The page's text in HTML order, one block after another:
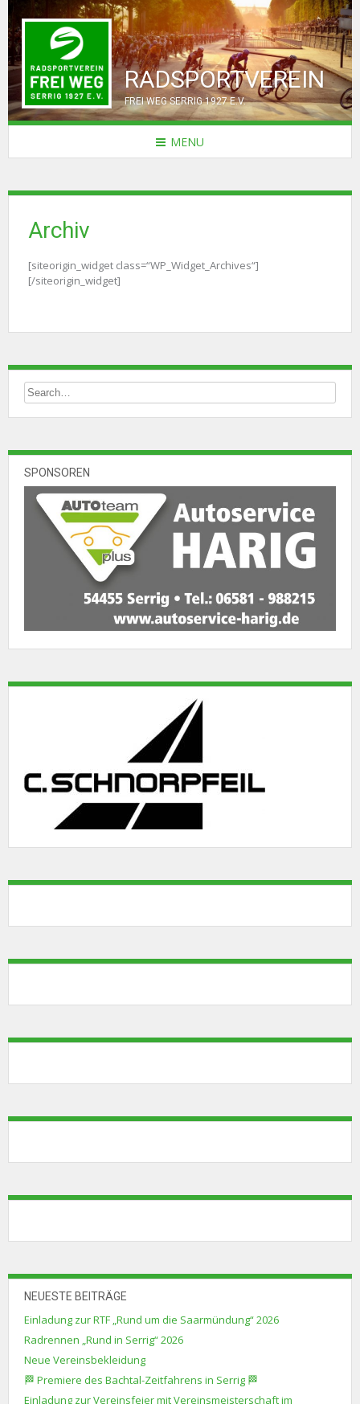
RADSPORTVEREIN
FREI WEG SERRIG 1927 E.V.
MENU
Archiv
[siteorigin_widget class=“WP_Widget_Archives“]
[/siteorigin_widget]
SPONSOREN
NEUESTE BEITRÄGE
Einladung zur RTF „Rund um die Saarmündung“ 2026
Radrennen „Rund in Serrig“ 2026
Neue Vereinsbekleidung
🏁 Premiere des Bachtal-Zeitfahrens in Serrig 🏁
Einladung zur Vereinsfeier mit Vereinsmeisterschaft im